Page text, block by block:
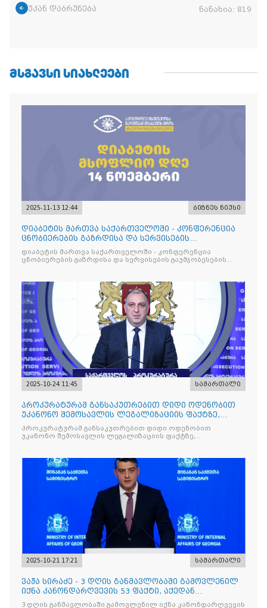
უკან დაბრუნება ნანახია: 819
ᲛᲡᲒᲐᲕᲡᲘ ᲡᲘᲐᲮᲚᲔᲔᲑᲘ
2025-11-13 12:44 ბიზნეს ნიუსი
დიაბეტის მართვა საქართველოში - კონფერენცია
ცნობიერების გაზრდისა და სერვისების
გაუმჯობესების მიზნით
დიაბეტის მართვა საქართველოში - კონფერენცია
ცნობიერების გაზრდისა და სერვისების გაუმჯობესების
2025-10-24 11:45 სამართალი
პროკურატურამ განსაკუთრებით დიდი ოდენობით
უკანონო შემოსავლის ლეგალიზაციის ფაქტზე,
საქართველოს ყოფილ პ
პროკურატურამ განსაკუთრებით დიდი ოდენობით
უკანონო შემოსავლის ლეგალიზაციის ფაქტზე,
2025-10-21 17:21 სამართალი
ვაჟა სირაძე - 3 დღის განმავლობაში გამოვლენილ
იქნა კანონდარღვევის 53 ფაქტი, აქედან
სამართალდამრღვევია
3 დღის განმავლობაში გამოვლენილ იქნა კანონდარღვევის